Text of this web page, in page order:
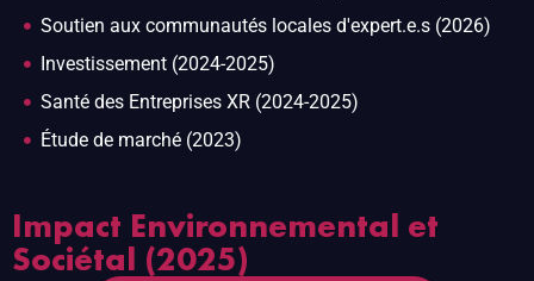
Soutien aux communautés locales d'expert.e.s (2026)
Investissement (2024-2025)
Santé des Entreprises XR (2024-2025)
Étude de marché (2023)
Impact Environnemental et
Sociétal (2025)